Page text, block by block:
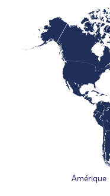
Amérique